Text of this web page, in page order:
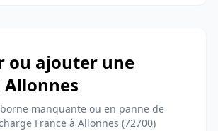
ou ajouter une
manquante ou en panne de
France à Allonnes (72700)